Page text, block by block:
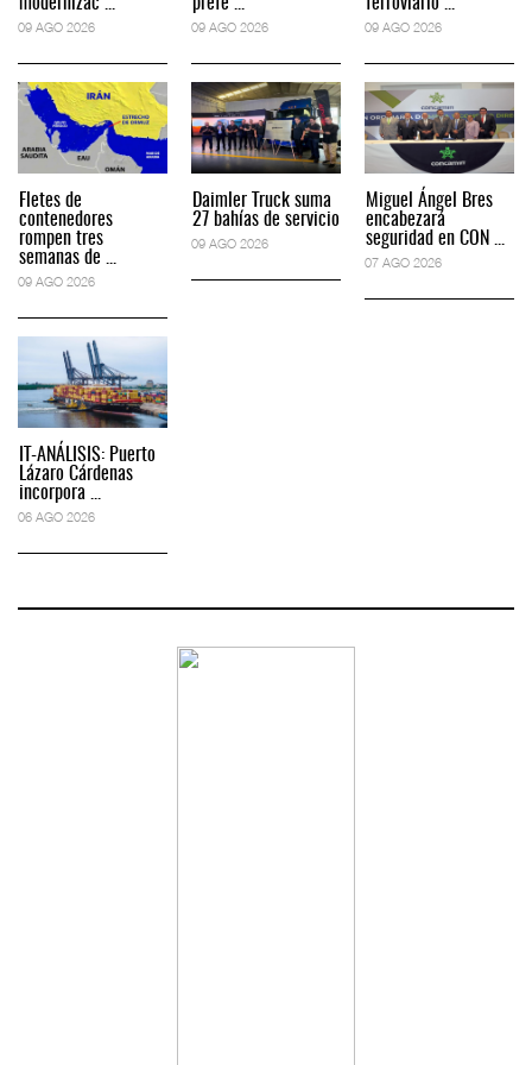
09 AGO 2026
Fletes de
contenedores
rompen tres
semanas de ...
09 AGO 2026
IT-ANÁLISIS: Puerto
Lázaro Cárdenas
incorpora ...
06 AGO 2026
09 AGO 2026
Daimler Truck suma
27 bahías de servicio
09 AGO 2026
09 AGO 2026
Miguel Ángel Bres
encabezará
seguridad en CON ...
07 AGO 2026